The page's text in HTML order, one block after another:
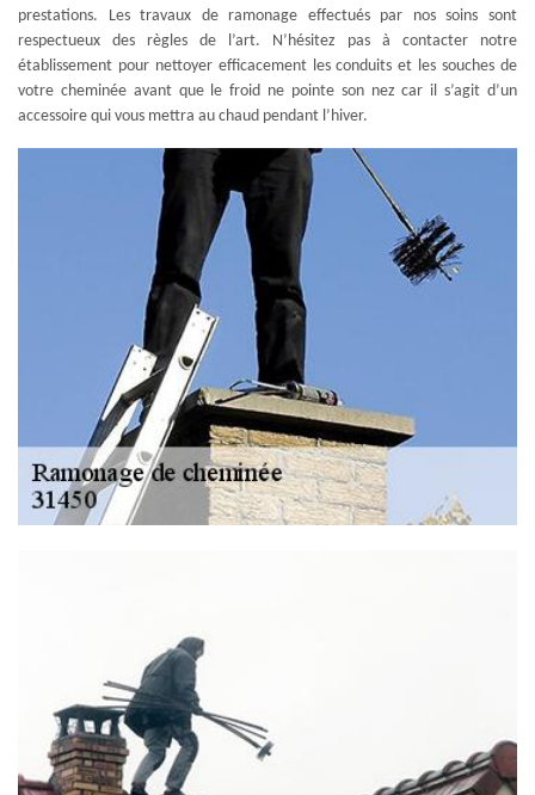
prestations. Les travaux de ramonage effectués par nos soins sont
respectueux des règles de l’art. N’hésitez pas à contacter notre
établissement pour nettoyer efficacement les conduits et les souches de
votre cheminée avant que le froid ne pointe son nez car il s’agit d’un
accessoire qui vous mettra au chaud pendant l’hiver.